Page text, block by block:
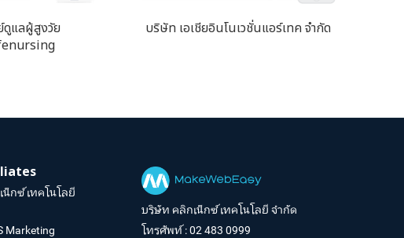
ดูแลผู้สูงวัย
บริษัท เอเชียอินโนเวชั่นแอร์เทค จำกัด
กซ์ เทคโนโลยี
Marketing
บริษัท คลิกเน็กซ์ เทคโนโลยี จำกัด
โทรศัพท์ :02 483 0999